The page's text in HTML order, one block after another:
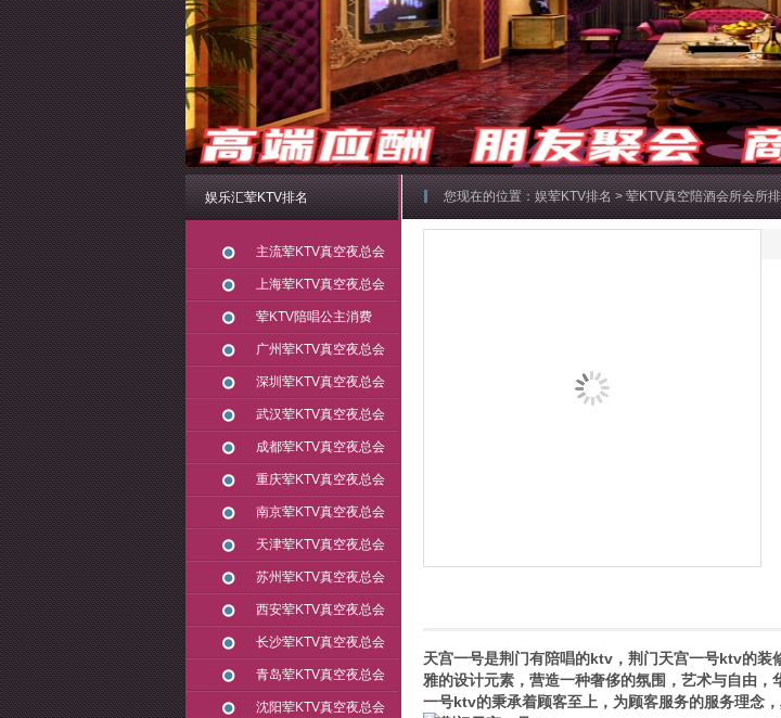
娱乐汇荤KTV排名
主流荤KTV真空夜总会
上海荤KTV真空夜总会
荤KTV陪唱公主消费
广州荤KTV真空夜总会
深圳荤KTV真空夜总会
武汉荤KTV真空夜总会
成都荤KTV真空夜总会
重庆荤KTV真空夜总会
南京荤KTV真空夜总会
天津荤KTV真空夜总会
苏州荤KTV真空夜总会
西安荤KTV真空夜总会
长沙荤KTV真空夜总会
青岛荤KTV真空夜总会
沈阳荤KTV真空夜总会
您现在的位置：娱荤KTV排名>荤KTV真空陪酒会所会所
天宫一号是荆门有陪唱的ktv，荆门天宫一号ktv的装
雅的设计元素，营造一种奢侈的氛围，艺术与自由
一号ktv的秉承着顾客至上，为顾客服务的服务理念